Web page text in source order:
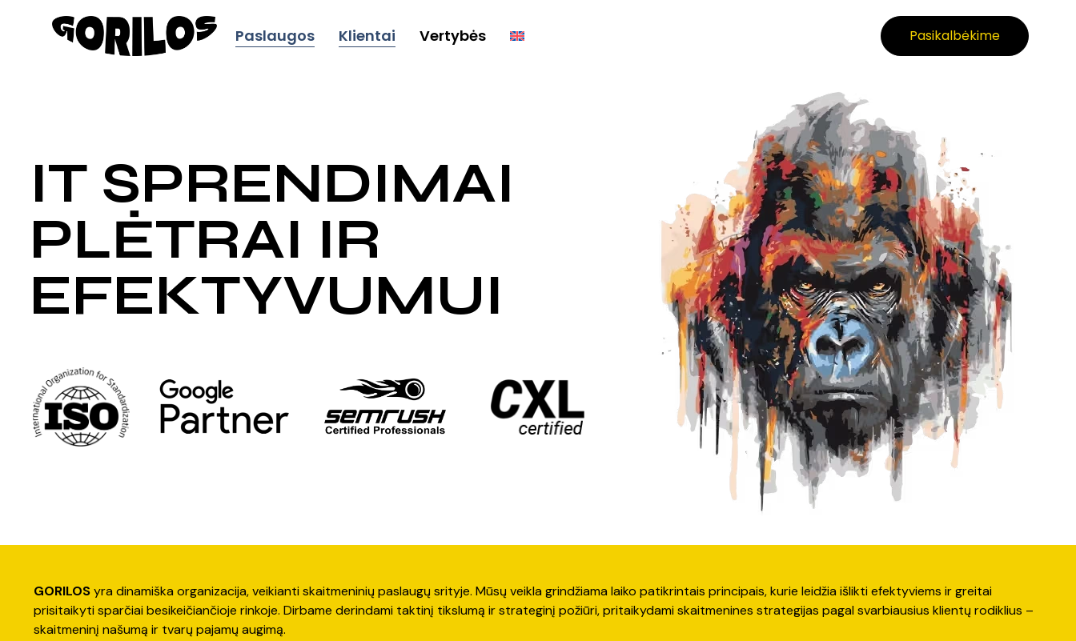
Paslaugos Klientai Vertybės Pasikalbėkime
IT SPRENDIMAI
PLĖTRAI IR
EFEKTYVUMUI
GORILOSyra dinamiška organizacija, veikianti skaitmeninių paslaugų srityje. Mūsų veikla grindžiama laiko patikrintais principais, kurie leidžia išlikti efektyviems ir greitai
prisitaikyti sparčiai besikeičiančioje rinkoje. Dirbame derindami taktinį tikslumą ir strateginį požiūri, pritaikydami skaitmenines strategijas pagal svarbiausius klientų rodiklius –
skaitmeninį našumą ir tvarų pajamų augimą.